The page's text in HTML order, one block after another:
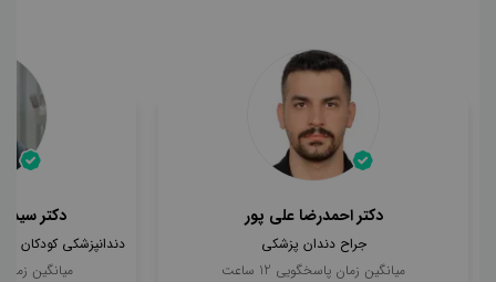
دکتر احمدرضا علی پور
جراح دندان پزشکی
میانگین زمان پاسخگویی 12 ساعت
دکتر سید
میانگین